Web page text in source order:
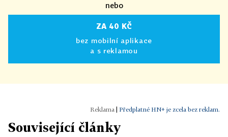
nebo
ZA 40 KČ
bez mobilní aplikace
a s reklamou
Předplatné HN+ je zcela bez reklam.
Související články